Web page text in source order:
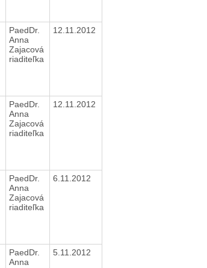
PaedDr.
Anna
Zajacová
riaditeľka
12.11.2012
PaedDr.
Anna
Zajacová
riaditeľka
12.11.2012
PaedDr.
Anna
Zajacová
riaditeľka
6.11.2012
PaedDr.
Anna
5.11.2012